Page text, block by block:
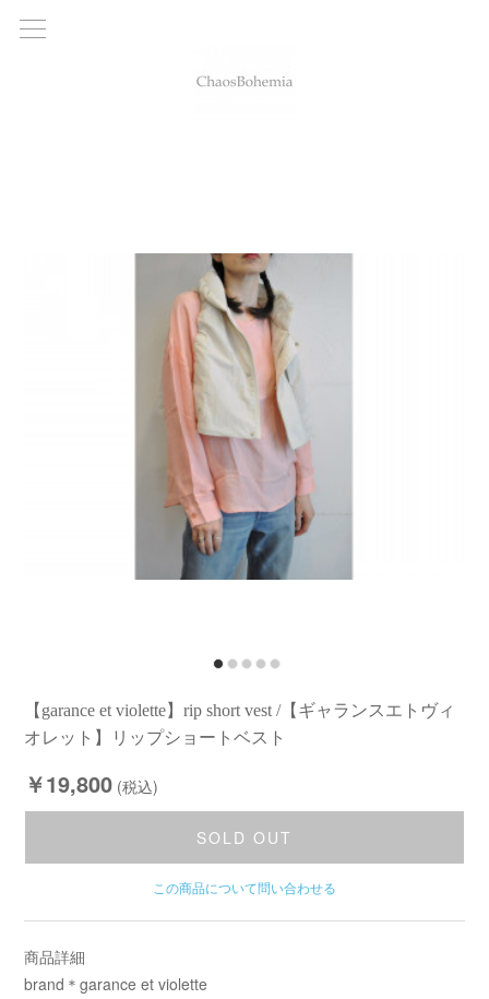
【garance et violette】rip short vest /【ギャランスエトヴィ
オレット】リップショートベスト
￥19,800 (税込)
SOLD OUT
この商品について問い合わせる
商品詳細
brand＊garance et violette